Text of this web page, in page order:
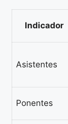
Indicador
Asistentes
Ponentes